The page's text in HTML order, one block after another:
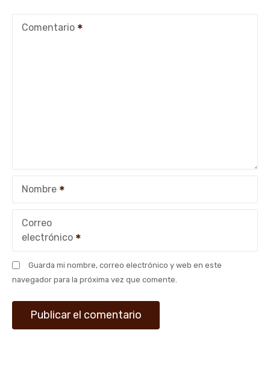
Comentario
Nombre
Correo
electrónico
Guarda mi nombre, correo electrónico y web en este
navegador para la próxima vez que comente.